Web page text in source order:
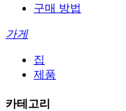
구매 방법
가게
집
제품
카테고리